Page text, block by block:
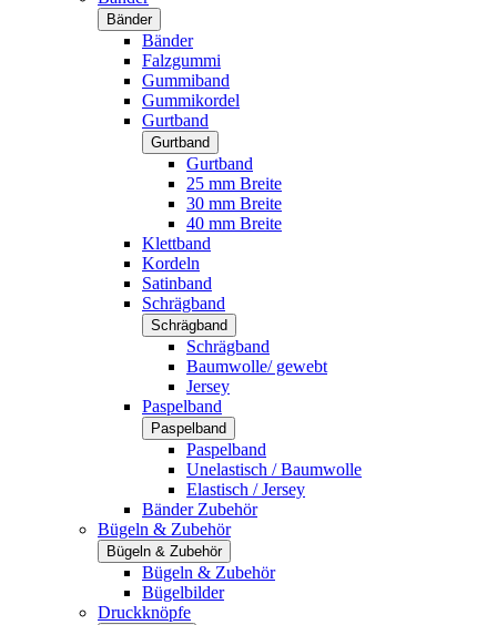
Bänder
Bänder
Falzgummi
Gummiband
Gummikordel
Gurtband
Gurtband
Gurtband
25 mm Breite
30 mm Breite
40 mm Breite
Klettband
Kordeln
Satinband
Schrägband
Schrägband
Schrägband
Baumwolle/ gewebt
Jersey
Paspelband
Paspelband
Paspelband
Unelastisch / Baumwolle
Elastisch / Jersey
Bänder Zubehör
Bügeln & Zubehör
Bügeln & Zubehör
Bügeln & Zubehör
Bügelbilder
Druckknöpfe